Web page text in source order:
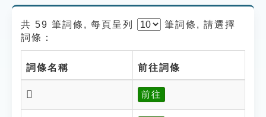
貓頭鷹博士
共 59 筆詞條, 每頁呈列 筆詞條, 請選擇
詞條：
詞條名稱 前往詞條
𪖘 前往